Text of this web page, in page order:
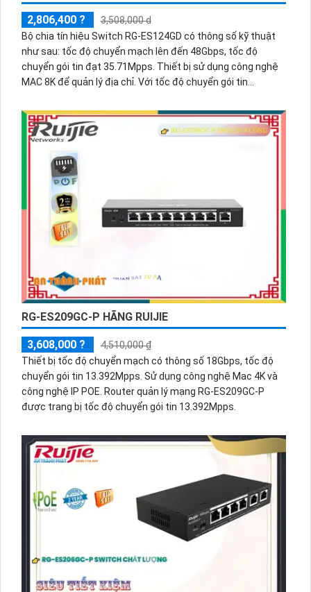
2,806,400 ?
3,508,000 d
Bộ chia tín hiệu Switch RG-ES124GD có thông số kỹ thuật
như sau: tốc độ chuyển mạch lên đến 48Gbps, tốc độ
chuyển gói tin đạt 35.71Mpps. Thiết bị sử dụng công nghệ
MAC 8K để quản lý địa chỉ. Với tốc độ chuyển gói tin
liệu nhanh chóng và hiệu quả.
RG-ES209GC-P HÃNG RUIJIE
3,608,000 ?
4,510,000 ₫
Thiết bị tốc độ chuyển mạch có thông số 18Gbps, tốc độ
chuyển gói tin 13.392Mpps. Sử dụng công nghệ Mac 4K và
công nghệ IP POE. Router quản lý mạng RG-ES209GC-P
được trang bị tốc độ chuyển gói tin 13.392Mpps.